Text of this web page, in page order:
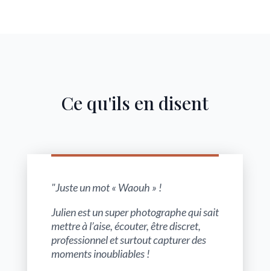
Ce qu'ils en disent
"Juste un mot « Waouh » !
Julien est un super photographe qui sait
mettre à l’aise, écouter, être discret,
professionnel et surtout capturer des
moments inoubliables !